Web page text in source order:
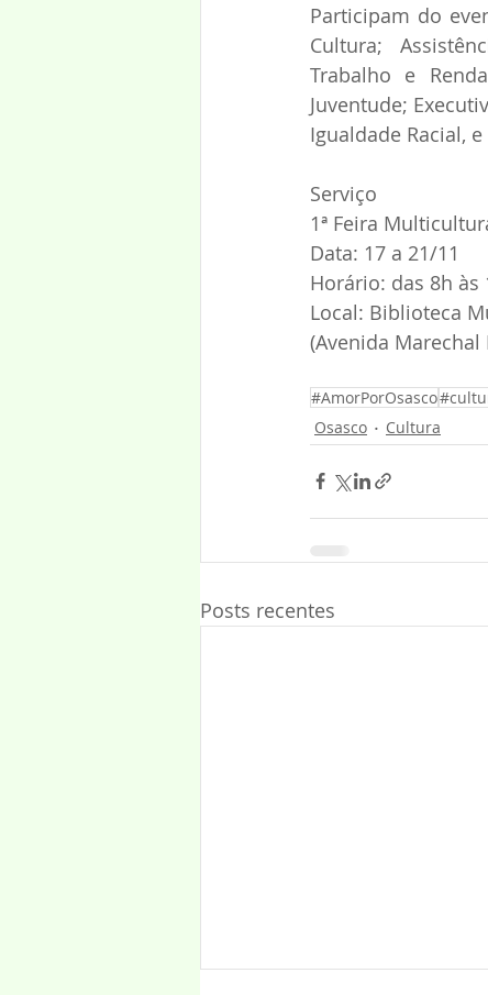
Participam do
Cultura;
Trabalho e
Juventude;
Igualdade Racial,
Serviço
1ª Feira
Data: 17 a 21/11
Horário: das 8h às
Local: Biblioteca
(Avenida Marechal
#AmorPorOsasco
Osasco
Cultura
Posts recentes